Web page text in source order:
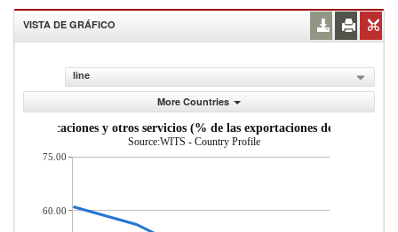
VISTA DE GRÁFICO
line
More Countries
comunicaciones y otros servicios (% de las exportaciones de servicios
Source:WITS - Country Profile
75.00
60.00